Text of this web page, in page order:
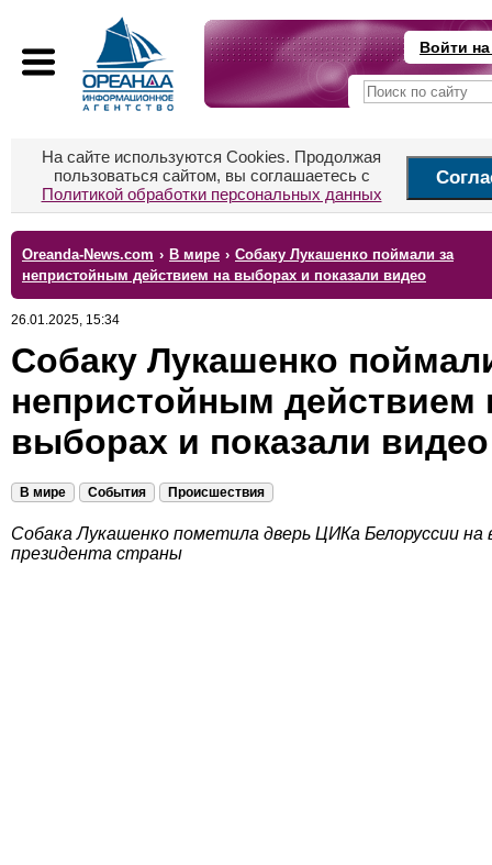
Войти
На сайте используются Cookies. Продолжая
пользоваться сайтом, вы соглашаетесь с
Политикой обработки персональных данных
Oreanda-News.com › В мире › Собаку Лукашенко поймали за
непристойным действием на выборах и показали видео
26.01.2025, 15:34
Собаку Лукашенко
непристойным действием
выборах и показали видео
В мире События Происшествия
Собака Лукашенко пометила дверь ЦИКа Белоруссии на
президента страны